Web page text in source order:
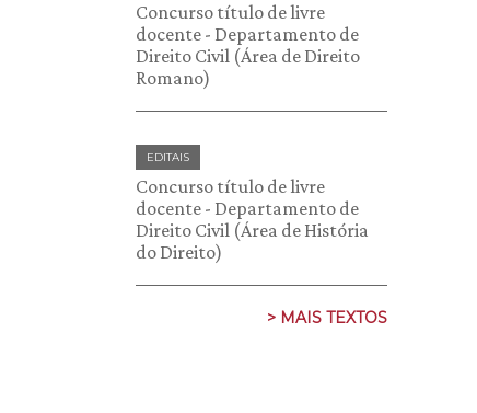
Concurso título de livre
docente - Departamento de
Direito Civil (Área de Direito
Romano)
EDITAIS
Concurso título de livre
docente - Departamento de
Direito Civil (Área de História
do Direito)
> MAIS TEXTOS